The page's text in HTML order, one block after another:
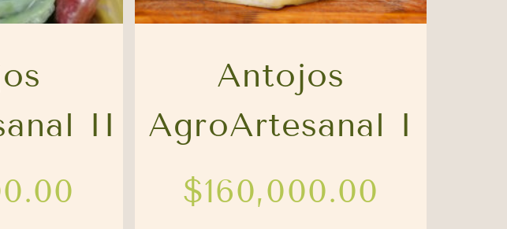
II
Antojos
AgroArtesanal I
$160,000.00